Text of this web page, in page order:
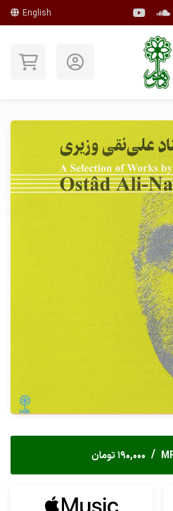
English
/ 190,000 تومان